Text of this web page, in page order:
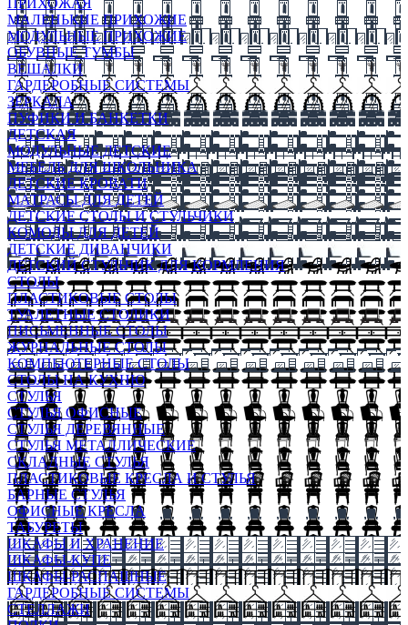
ПРИХОЖАЯ
МАЛЕНЬКИЕ ПРИХОЖИЕ
МОДУЛЬНЫЕ ПРИХОЖИЕ
ОБУВНЫЕ ТУМБЫ
ВЕШАЛКИ
ГАРДЕРОБНЫЕ СИСТЕМЫ
ЗЕРКАЛА
ПУФИКИ И БАНКЕТКИ
ДЕТСКАЯ
МОДУЛЬНЫЕ ДЕТСКИЕ
МЕБЕЛЬ ДЛЯ ШКОЛЬНИКА
ДЕТСКИЕ КРОВАТИ
МАТРАСЫ ДЛЯ ДЕТЕЙ
ДЕТСКИЕ СТОЛЫ И СТУЛЬЧИКИ
КОМОДЫ ДЛЯ ДЕТЕЙ
ДЕТСКИЕ ДИВАНЧИКИ
ДЕТСКИЙ СТУЛЬЧИК ДЛЯ КОРМЛЕНИЯ
СТОЛЫ
ПЛАСТИКОВЫЕ СТОЛЫ
ТУАЛЕТНЫЕ СТОЛИКИ
ПИСЬМЕННЫЕ СТОЛЫ
ЖУРНАЛЬНЫЕ СТОЛЫ
КОМПЬЮТЕРНЫЕ СТОЛЫ
СТОЛЫ НА КУХНЮ
СТУЛЬЯ
СТУЛЬЯ ОФИСНЫЕ
СТУЛЬЯ ДЕРЕВЯННЫЕ
СТУЛЬЯ МЕТАЛЛИЧЕСКИЕ
СКЛАДНЫЕ СТУЛЬЯ
ПЛАСТИКОВЫЕ КРЕСЛА И СТУЛЬЯ
БАРНЫЕ СТУЛЬЯ
ОФИСНЫЕ КРЕСЛА
ТАБУРЕТЫ
ШКАФЫ И ХРАНЕНИЕ
ШКАФЫ-КУПЕ
ШКАФЫ-РАСПАШНЫЕ
ГАРДЕРОБНЫЕ СИСТЕМЫ
СТЕЛЛАЖИ